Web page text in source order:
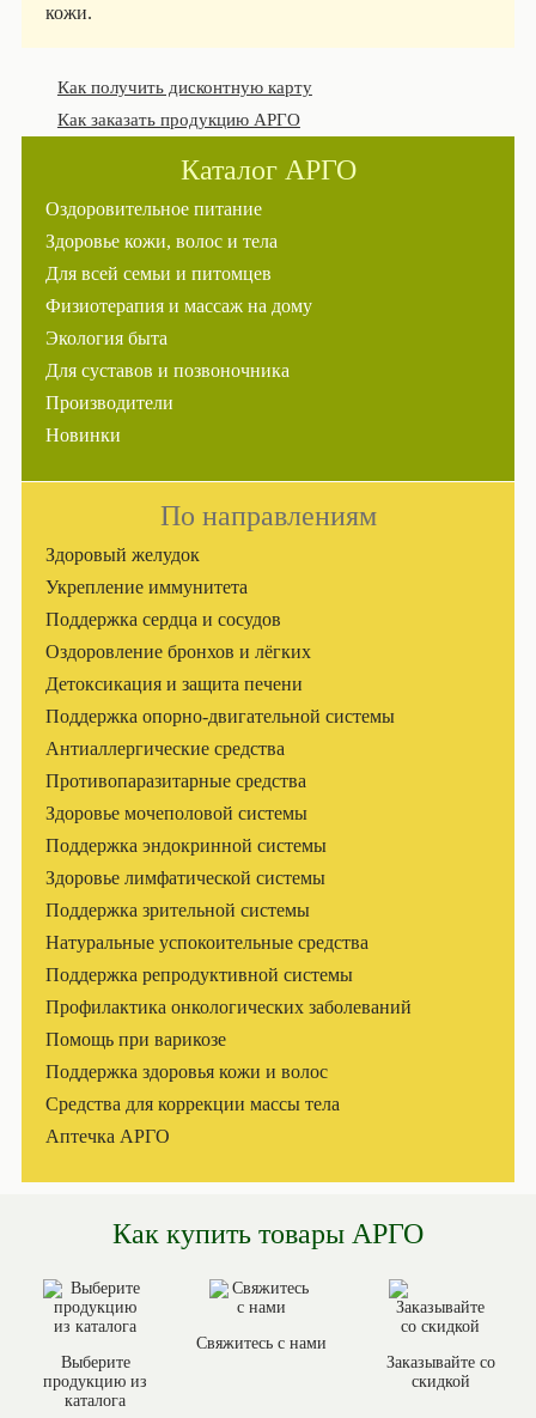
кожи.
Как получить дисконтную карту
Как заказать продукцию АРГО
Каталог АРГО
Оздоровительное питание
Здоровье кожи, волос и тела
Для всей семьи и питомцев
Физиотерапия и массаж на дому
Экология быта
Для суставов и позвоночника
Производители
Новинки
По направлениям
Здоровый желудок
Укрепление иммунитета
Поддержка сердца и сосудов
Оздоровление бронхов и лёгких
Детоксикация и защита печени
Поддержка опорно-двигательной системы
Антиаллергические средства
Противопаразитарные средства
Здоровье мочеполовой системы
Поддержка эндокринной системы
Здоровье лимфатической системы
Поддержка зрительной системы
Натуральные успокоительные средства
Поддержка репродуктивной системы
Профилактика онкологических заболеваний
Помощь при варикозе
Поддержка здоровья кожи и волос
Средства для коррекции массы тела
Аптечка АРГО
Как купить товары АРГО
Выберите
продукцию из
каталога
Свяжитесь с нами
Заказывайте со
скидкой